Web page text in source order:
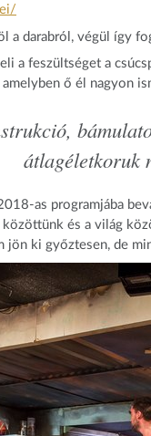
a darabról, végül így
a feszültséget a
ő él nagyon
átlagéletkoruk
as programjába
és a világ
jön ki győztesen, de